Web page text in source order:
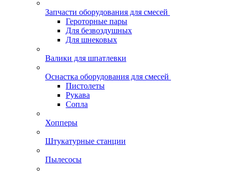
Запчасти оборудования для смесей
Героторные пары
Для безвоздушных
Для шнековых
Валики для шпатлевки
Оснастка оборудования для смесей
Пистолеты
Рукава
Сопла
Хопперы
Штукатурные станции
Пылесосы